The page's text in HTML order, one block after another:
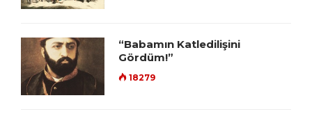
“Babamın Katledilişini
Gördüm!”
18279